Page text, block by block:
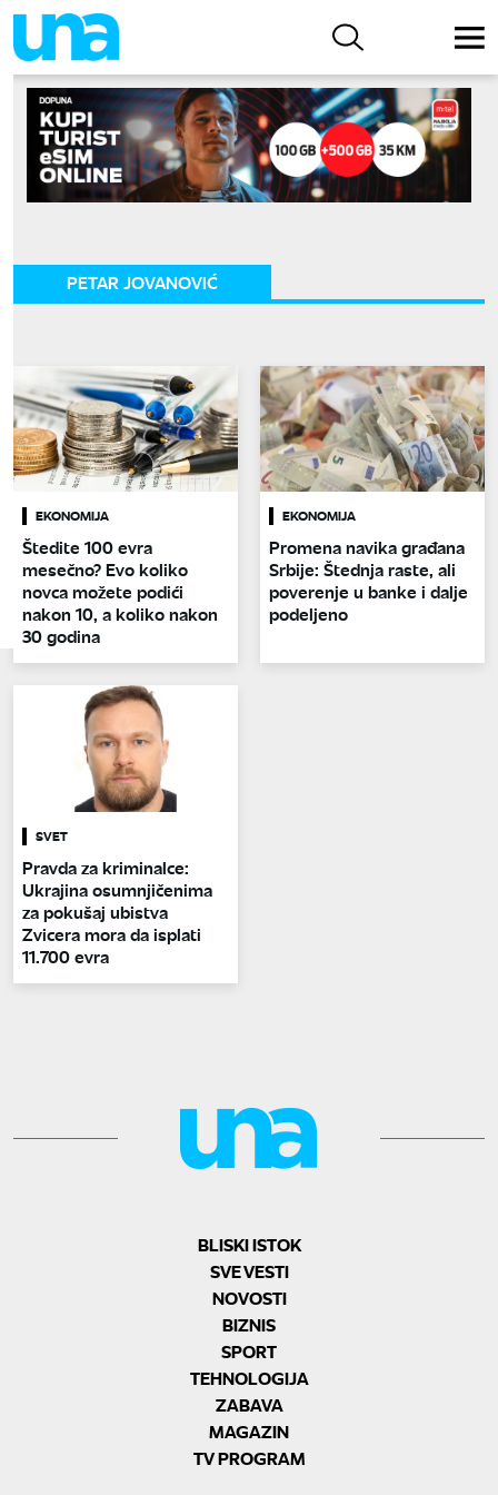
PETAR JOVANOVIĆ
EKONOMIJA
Štedite 100 evra
mesečno? Evo koliko
novca možete podići
nakon 10, a koliko nakon
30 godina
EKONOMIJA
Promena navika građana
Srbije: Štednja raste, ali
poverenje u banke i dalje
podeljeno
SVET
Pravda za kriminalce:
Ukrajina osumnjičenima
za pokušaj ubistva
Zvicera mora da isplati
11.700 evra
BLISKI ISTOK
SVE VESTI
NOVOSTI
BIZNIS
SPORT
TEHNOLOGIJA
ZABAVA
MAGAZIN
TV PROGRAM